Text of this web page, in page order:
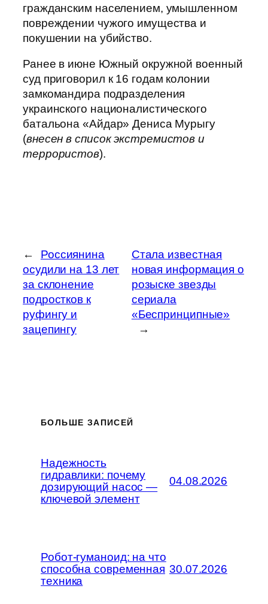
гражданским населением, умышленном
повреждении чужого имущества и
покушении на убийство.
Ранее в июне Южный окружной военный
суд приговорил к 16 годам колонии
замкомандира подразделения
украинского националистического
батальона «Айдар» Дениса Мурыгу
(внесен в список экстремистов и
террористов).
←
Россиянина
осудили на 13 лет
за склонение
подростков к
руфингу и
зацепингу
Стала известная
новая информация о
розыске звезды
сериала
«Беспринципные»
→
БОЛЬШЕ ЗАПИСЕЙ
Надежность
гидравлики: почему
дозирующий насос —
ключевой элемент
04.08.2026
Робот-гуманоид: на что
способна современная
техника
30.07.2026